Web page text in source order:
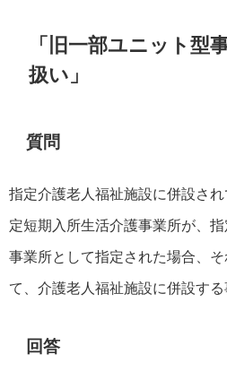
「旧一部ユニット型
扱い」
質問
指定介護老人福祉施設に併設さ
定短期入所生活介護事業所が、
事業所として指定された場合、
て、介護老人福祉施設に併設する
回答